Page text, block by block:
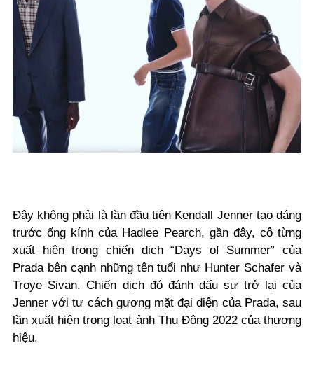
Đây không phải là lần đầu tiên Kendall Jenner tạo dáng
trước ống kính của Hadlee Pearch, gần đây, cô từng
xuất hiện trong chiến dịch “Days of Summer” của
Prada bên cạnh những tên tuổi như Hunter Schafer và
Troye Sivan. Chiến dịch đó đánh dấu sự trở lại của
Jenner với tư cách gương mặt đại diện của Prada, sau
lần xuất hiện trong loạt ảnh Thu Đông 2022 của thương
hiệu.